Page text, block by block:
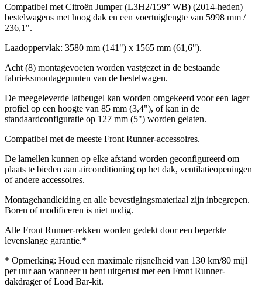
Compatibel met Citroën Jumper (L3H2/159” WB) (2014-heden)
bestelwagens met hoog dak en een voertuiglengte van 5998 mm /
236,1".
Laadoppervlak: 3580 mm (141") x 1565 mm (61,6").
Acht (8) montagevoeten worden vastgezet in de bestaande
fabrieksmontagepunten van de bestelwagen.
De meegeleverde latbeugel kan worden omgekeerd voor een lager
profiel op een hoogte van 85 mm (3,4"), of kan in de
standaardconfiguratie op 127 mm (5") worden gelaten.
Compatibel met de meeste Front Runner-accessoires.
De lamellen kunnen op elke afstand worden geconfigureerd om
plaats te bieden aan airconditioning op het dak, ventilatieopeningen
of andere accessoires.
Montagehandleiding en alle bevestigingsmateriaal zijn inbegrepen.
Boren of modificeren is niet nodig.
Alle Front Runner-rekken worden gedekt door een beperkte
levenslange garantie.*
* Opmerking: Houd een maximale rijsnelheid van 130 km/80 mijl
per uur aan wanneer u bent uitgerust met een Front Runner-
dakdrager of Load Bar-kit.